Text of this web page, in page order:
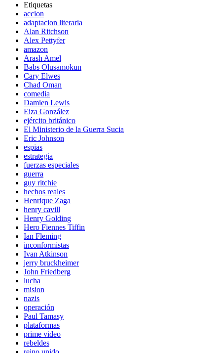
Etiquetas
accion
adaptacion literaria
Alan Ritchson
Alex Pettyfer
amazon
Arash Amel
Babs Olusamokun
Cary Elwes
Chad Oman
comedia
Damien Lewis
Eiza González
ejército británico
El Ministerio de la Guerra Sucia
Eric Johnson
espias
estrategia
fuerzas especiales
guerra
guy ritchie
hechos reales
Henrique Zaga
henry cavill
Henry Golding
Hero Fiennes Tiffin
Ian Fleming
inconformistas
Ivan Atkinson
jerry bruckheimer
John Friedberg
lucha
mision
nazis
operación
Paul Tamasy
plataformas
prime video
rebeldes